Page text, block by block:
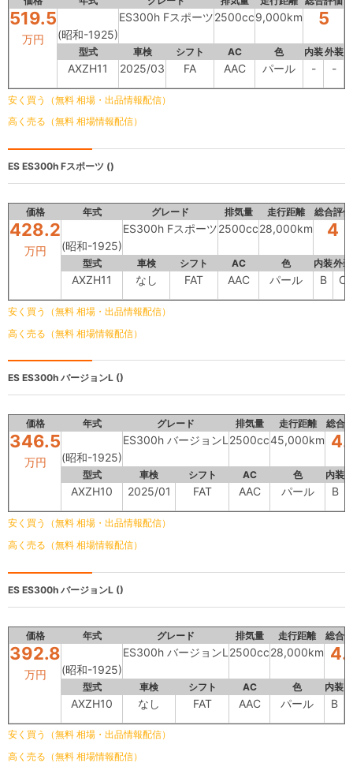
519.5
万円 (昭和-1925)
ES300h Fスポーツ2500cc9,000km 5
型式 車検 シフト AC 色 内装外装
AXZH11 2025/03 FA AAC パール - -
安く買う（無料 相場・出品情報配信）
高く売る（無料 相場情報配信）
ES ES300h Fスポーツ ()
価格 年式 グレード 排気量 走行距離 総合評価
428.2
万円 (昭和-1925)
ES300h Fスポーツ2500cc28,000km 4
型式 車検 シフト AC 色 内装外装
AXZH11 なし FAT AAC パール B C
安く買う（無料 相場・出品情報配信）
高く売る（無料 相場情報配信）
ES ES300h バージョンL ()
価格 年式 グレード 排気量 走行距離 総合
346.5
万円 (昭和-1925)
ES300h バージョンL 2500cc45,000km
型式 車検 シフト AC 色 内装
AXZH10 2025/01 FAT AAC パール B
安く買う（無料 相場・出品情報配信）
高く売る（無料 相場情報配信）
ES ES300h バージョンL ()
価格 年式 グレード 排気量 走行距離 総合
392.8
万円 (昭和-1925)
ES300h バージョンL 2500cc28,000km
型式 車検 シフト AC 色 内装
AXZH10 なし FAT AAC パール B
安く買う（無料 相場・出品情報配信）
高く売る（無料 相場情報配信）